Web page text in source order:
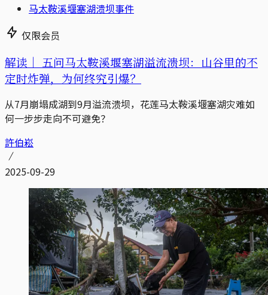
马太鞍溪堰塞湖溃坝事件
仅限会员
解读｜ 五问马太鞍溪堰塞湖溢流溃坝：山谷里的不
定时炸弹，为何终究引爆？
从7月崩塌成湖到9月溢流溃坝，花莲马太鞍溪堰塞湖灾难如
何一步步走向不可避免？
許伯崧
2025-09-29